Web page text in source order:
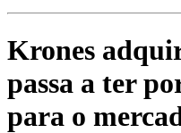
Krones
passa a ter
para o